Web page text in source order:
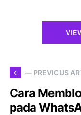
— PREVIOUS
Cara
pada